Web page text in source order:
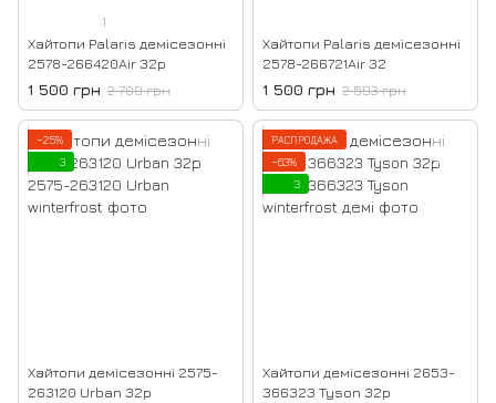
1
Хайтопи Palaris демісезонні
2578-266420Air 32р
1 500 грн 2 709 грн
Хайтопи Palaris демісезонні
2578-266721Air 32
1 500 грн 2 593 грн
−25%
3
Хайтопи демісезонні 2575-
263120 Urban 32р
РАСПРОДАЖА
−63%
3
Хайтопи демісезонні 2653-
366323 Tyson 32р